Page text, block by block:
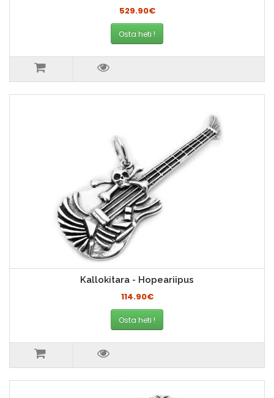
529.90€
Osta heti !
Kallokitara - Hopeariipus
114.90€
Osta heti !